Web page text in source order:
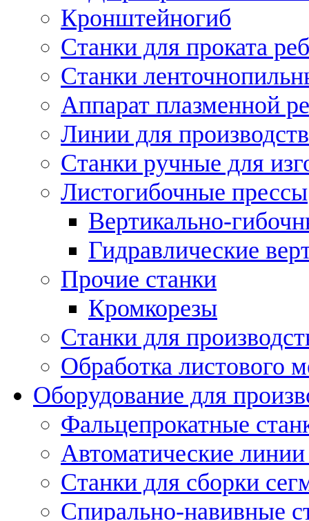
Кронштейногиб
Станки для проката
Станки
Аппарат плазменной
Линии для
Станки ручные для
Листогибочные прессы
Вертикально-
Гидравлические
Прочие станки
Кромкорезы
Станки для
Обработка листового
Оборудование для
Фальцепрокатные
Автоматические линии
Станки для сборки
Спирально-навивные